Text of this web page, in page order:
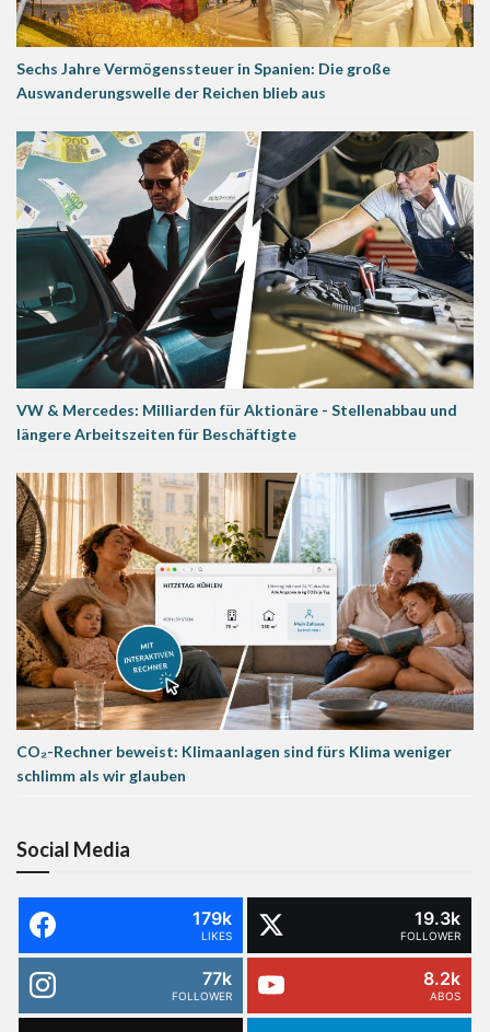
Sechs Jahre Vermögenssteuer in Spanien: Die große
Auswanderungswelle der Reichen blieb aus
VW & Mercedes: Milliarden für Aktionäre - Stellenabbau und
längere Arbeitszeiten für Beschäftigte
CO₂-Rechner beweist: Klimaanlagen sind fürs Klima weniger
schlimm als wir glauben
Social Media
179k
LIKES
19.3k
FOLLOWER
77k
FOLLOWER
8.2k
ABOS